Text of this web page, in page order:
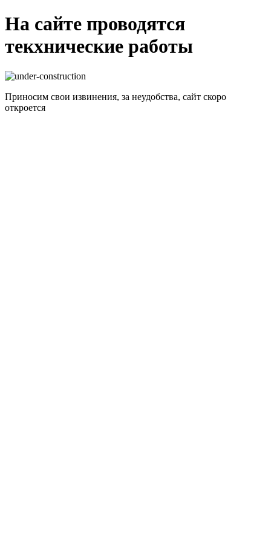
На сайте проводятся
текхнические работы
Приносим свои извинения, за неудобства, сайт скоро
откроется